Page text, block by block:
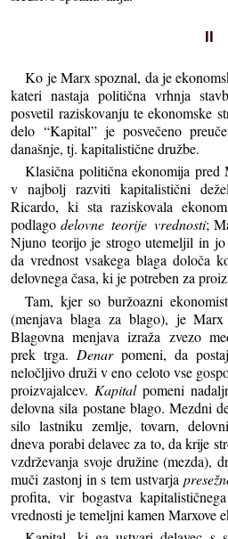
II
Ko je Marx spoznal, da je
kateri nastaja politična vrhnja
posvetil raziskovanju te ekonomske
delo “Kapital” je posvečeno
današnje, tj. kapitalistične družbe.
Klasična politična ekonomija
v najbolj razviti kapitalistični
Ricardo, ki sta raziskovala
podlagodelovne teorije vrednosti;
Njuno teorijo je strogo utemeljil in
da vrednost vsakega blaga določa
delovnega časa, ki je potreben za
Tam, kjer so buržoazni
(menjava blaga za blago), je
Blagovna menjava izraža zvezo
prek trga. Denarpomeni, da
neločljivo druži v eno celoto vse
proizvajalcev. Kapitalpomeni
delovna sila postane blago. Mezdni
silo lastniku zemlje, tovarn,
dneva porabi delavec za to, da krije
vzdrževanja svoje družine (mezda),
muči zastonj in s tem ustvarja
profita, vir bogastva
vrednosti je temeljni kamen Marxove